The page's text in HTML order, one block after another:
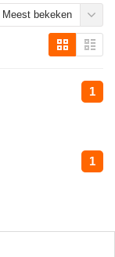
Meest bekeken
1
1